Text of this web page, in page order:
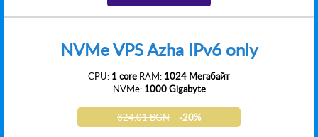
NVMe VPS Azha IPv6 only
CPU: 1 core RAM: 1024 Мегабайт
NVMe: 1000 Gigabyte
324.01 BGN -20%